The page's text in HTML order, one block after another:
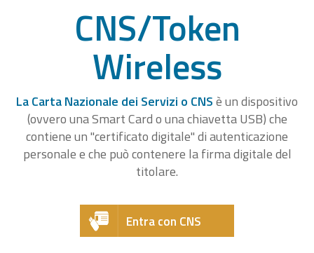
CNS/Token
Wireless
La Carta Nazionale dei Servizi o CNSè un dispositivo
(ovvero una Smart Card o una chiavetta USB) che
contiene un "certificato digitale" di autenticazione
personale e che può contenere la firma digitale del
titolare.
Entra con CNS